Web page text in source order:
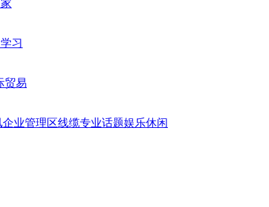
习
贸易
企业管理区线缆专业话题娱乐休闲